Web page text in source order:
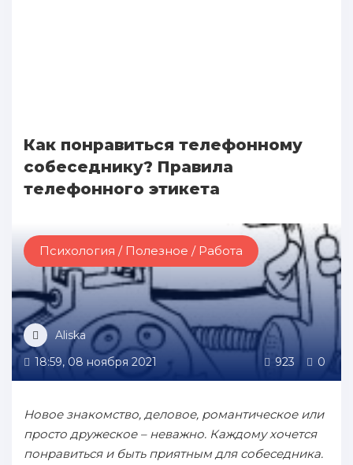
Как понравиться телефонному
собеседнику? Правила
телефонного этикета
Психология / Полезное / Работа
Aliska
18:59, 08 ноября 2021
923 0
Новое знакомство, деловое, романтическое или
просто дружеское – неважно. Каждому хочется
понравиться и быть приятным для собеседника.